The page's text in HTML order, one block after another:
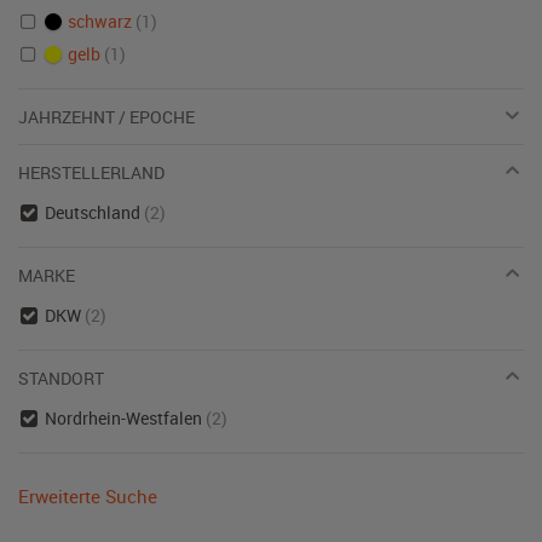
schwarz (1)
gelb (1)
JAHRZEHNT / EPOCHE
HERSTELLERLAND
Deutschland (2)
MARKE
DKW (2)
STANDORT
Nordrhein-Westfalen (2)
Erweiterte Suche